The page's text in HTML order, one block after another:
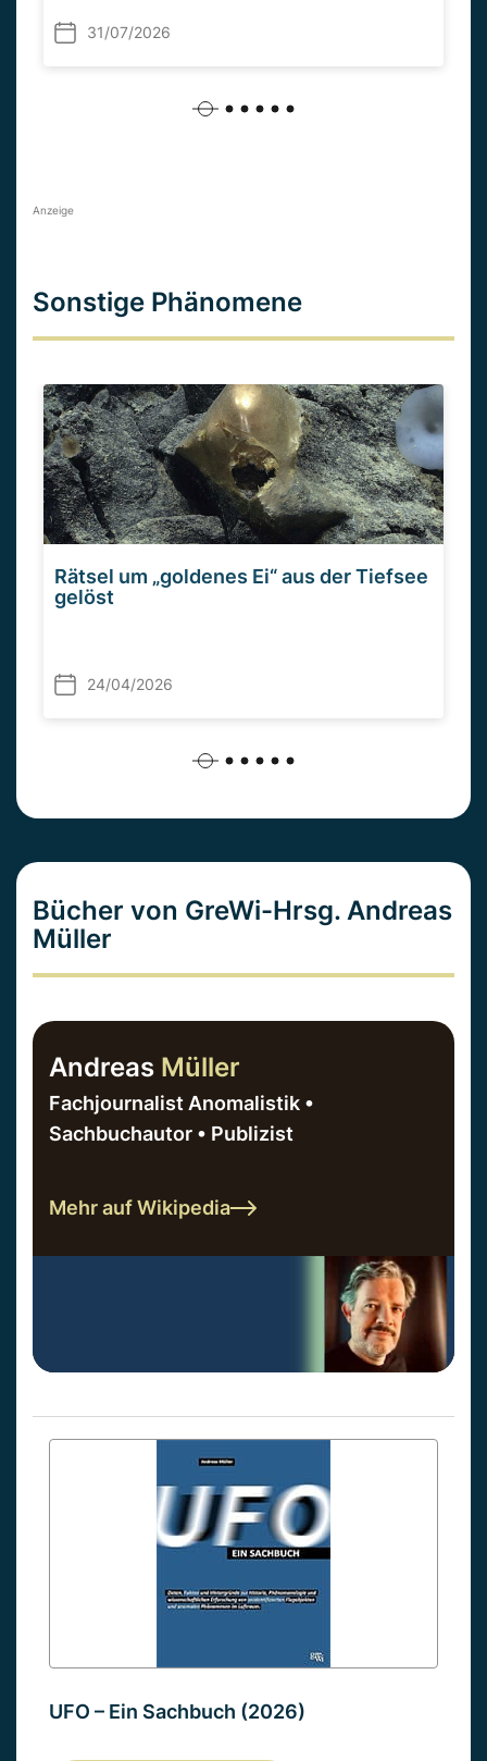
31/07/2026
Anzeige
Sonstige Phänomene
Rätsel um „goldenes Ei“ aus der Tiefsee
gelöst
24/04/2026
Bücher von GreWi-Hrsg. Andreas
Müller
Andreas Müller
Fachjournalist Anomalistik •
Sachbuchautor • Publizist
Mehr auf Wikipedia
UFO – Ein Sachbuch (2026)